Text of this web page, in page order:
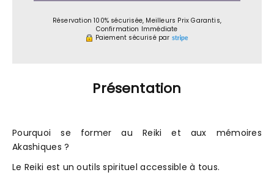
Réservation 100% sécurisée, Meilleurs Prix Garantis,
Confirmation Immédiate
Paiement sécurisé par
Présentation
Pourquoi se former au Reiki et aux mémoires
Akashiques ?
Le Reiki est un outils spirituel accessible à tous.